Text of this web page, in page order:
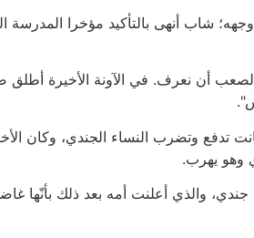
شاب أنهى بالتأكيد مؤخرا المدرسة
أن نعرف. في الآونة الأخيرة أطلق
تدفع وتضرب النساء الجندي، وكان
وهو يهرب.
والذي أعلنت أمه بعد ذلك بأنّها